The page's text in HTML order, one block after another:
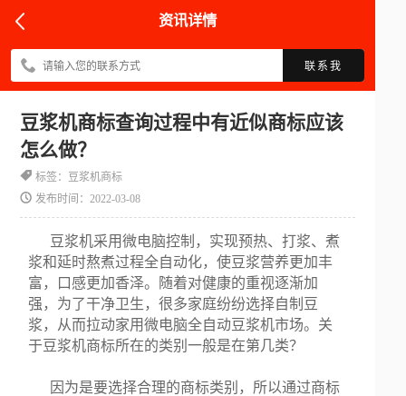
资讯详情
联系我
豆浆机商标查询过程中有近似商标应该
怎么做？
标签：豆浆机商标
发布时间：2022-03-08
豆浆机采用微电脑控制，实现预热、打浆、煮
浆和延时熬煮过程全自动化，使豆浆营养更加丰
富，口感更加香泽。随着对健康的重视逐渐加
强，为了干净卫生，很多家庭纷纷选择自制豆
浆，从而拉动家用微电脑全自动豆浆机市场。关
于豆浆机商标所在的类别一般是在第几类？
因为是要选择合理的商标类别，所以通过商标